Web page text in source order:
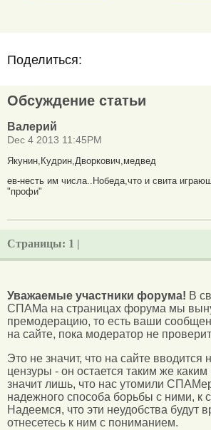
Поделиться:
Обсуждение статьи
Валерий
Dec 4 2013 11:45PM
Якунин,Кудрин,Дворкович,медвед
ев-несть им числа..Нобеда,что и свита
"профи"
Страницы: 1 |
Уважаемые участники форума! В
СПАМа на страницах форума мы
премодерацию, то есть ваши
на сайте, пока модератор не
Это не значит, что на сайте вводится
цензуры - он остается таким же
значит лишь, что нас утомили
надежного способа борьбы с ними, к
Надеемся, что эти неудобства будут
отнесетесь к ним с пониманием.